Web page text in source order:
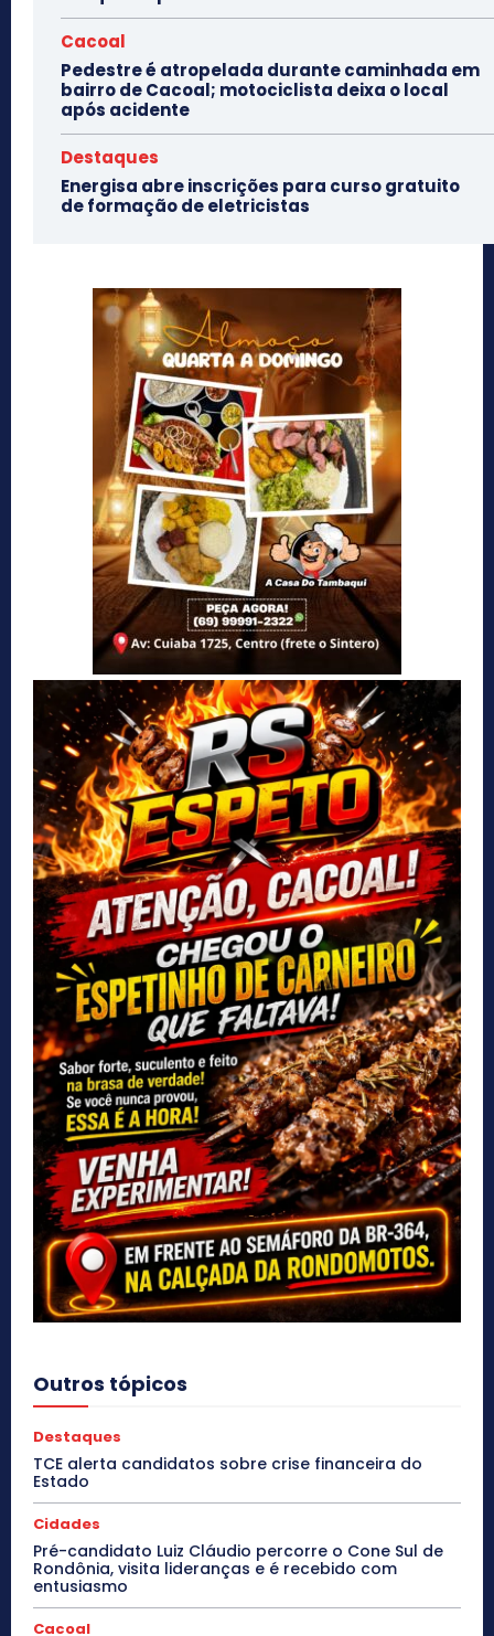
Cacoal
Pedestre é atropelada durante caminhada em
bairro de Cacoal; motociclista deixa o local
após acidente
Destaques
Energisa abre inscrições para curso gratuito
de formação de eletricistas
Outros tópicos
Destaques
TCE alerta candidatos sobre crise financeira do
Estado
Cidades
Pré-candidato Luiz Cláudio percorre o Cone Sul de
Rondônia, visita lideranças e é recebido com
entusiasmo
Cacoal